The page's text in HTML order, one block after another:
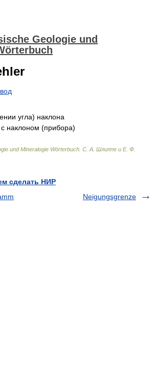
Geologie und
угла) наклона
наклоном (прибора)
und Mineralogie Wörterbuch С. А. Шлиппе и Е. Ф.
сделать НИР
Neigungsgrenze